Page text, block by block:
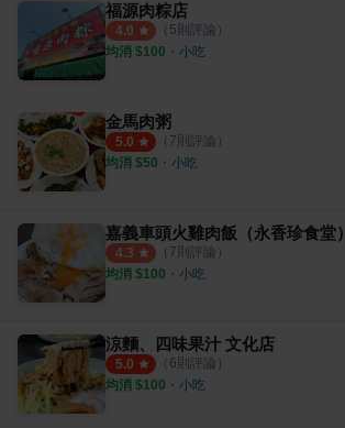
福源肉粽店
4.0 （ 5則評論）
均消 $100 ・ 小吃
金馬肉粥
5.0 （ 7則評論）
均消 $50 ・ 小吃
嘉義車頭火雞肉飯（永香珍食堂）
4.3 （ 7則評論）
均消 $100 ・ 小吃
涼麵、四味果汁 文化店
5.0 （ 6則評論）
均消 $100 ・ 小吃